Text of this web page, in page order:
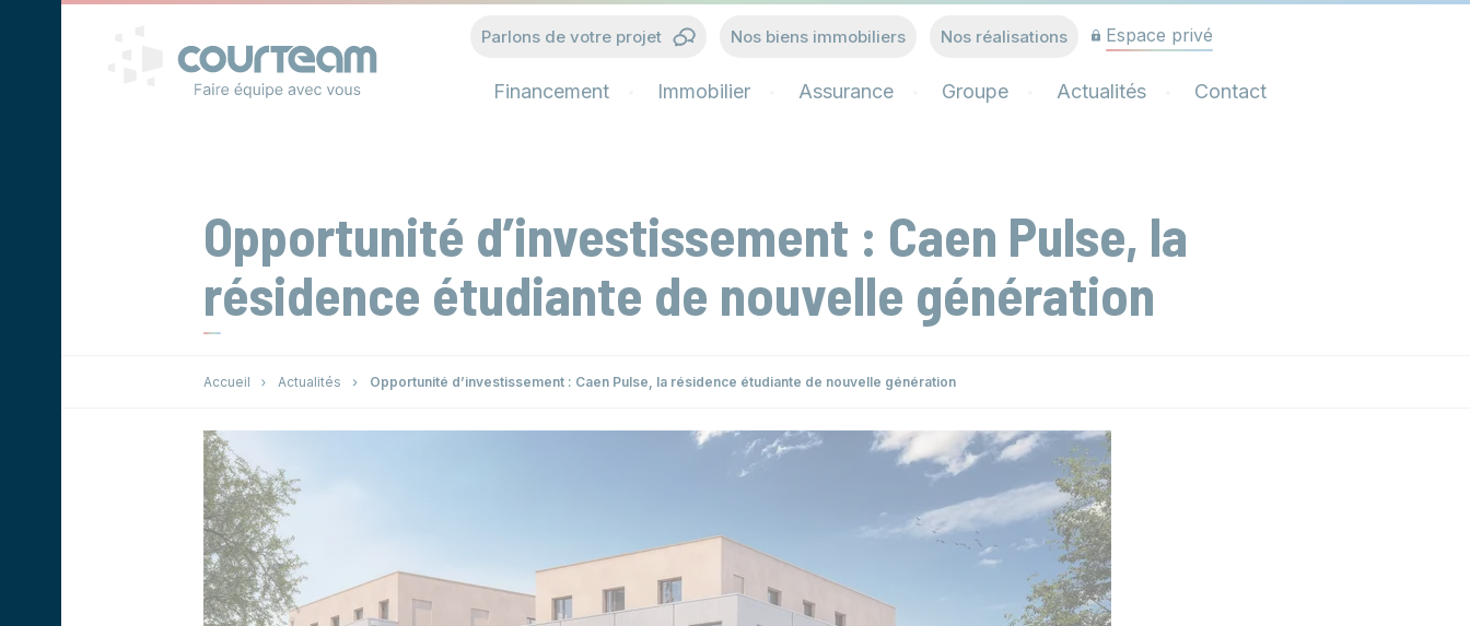
Parlons de votre projet Nos biens immobiliers Nos réalisations Espace privé
Financement Immobilier Assurance Groupe Actualités Contact
Opportunité d’investissement : Caen Pulse, la
résidence étudiante de nouvelle génération
Accueil Actualités Opportunité d’investissement : Caen Pulse, la résidence étudiante de nouvelle génération
Panneau de gestion des cookies